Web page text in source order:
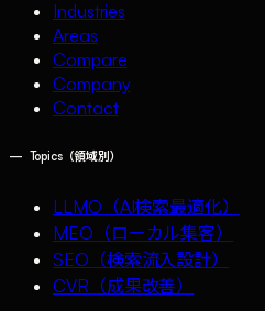
Industries
Areas
Compare
Company
Contact
— Topics（領域別）
LLMO（AI検索最適化）
MEO（ローカル集客）
SEO（検索流入設計）
CVR（成果改善）